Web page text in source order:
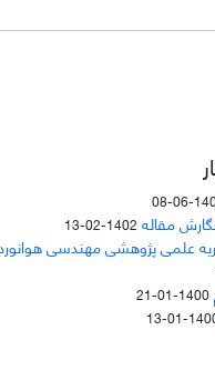
1402-
مقاله 1402-02-13
علمی پژوهشی مهندسی
1400-01-21
1400-